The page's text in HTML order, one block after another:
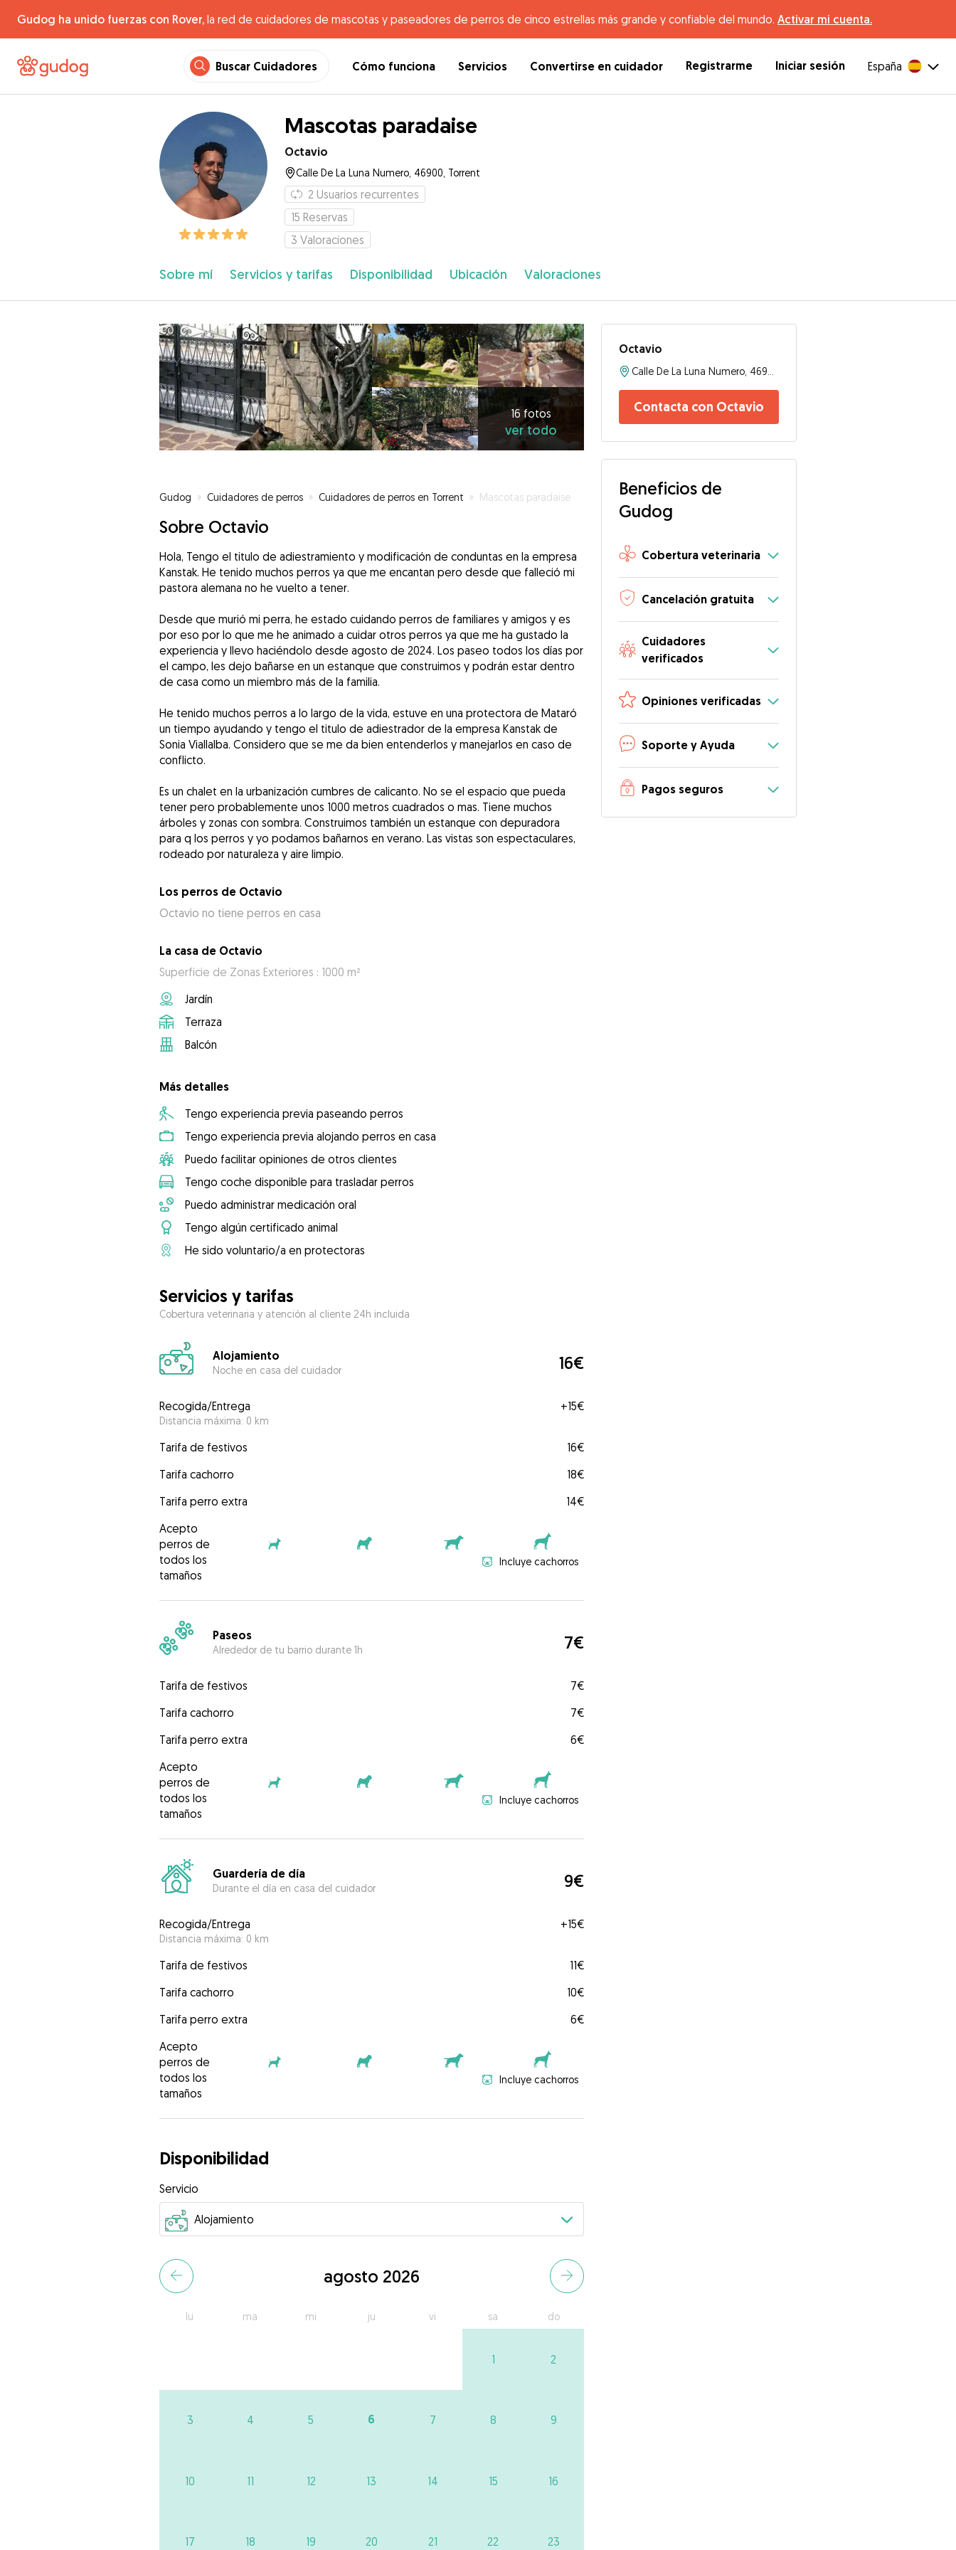
Gudog ha unido fuerzas con Rover, la red de cuidadores de mascotas y paseadores de perros de cinco estrellas más grande y confiable del mundo. Activar mi cuenta.
Buscar Cuidadores Cómo funciona Servicios Convertirse en cuidador Registrarme Iniciar sesión España
Mascotas paradaise
Octavio
Calle De La Luna Numero, 46900, Torrent
2 Usuarios recurrentes
15 Reservas
3 Valoraciones
Sobre mí Servicios y tarifas Disponibilidad Ubicación Valoraciones
16 fotos
ver todo
Gudog » Cuidadores de perros » Cuidadores de perros en Torrent » Mascotas paradaise
Sobre Octavio
Hola, Tengo el titulo de adiestramiento y modificación de conduntas en la empresa
Kanstak. He tenido muchos perros ya que me encantan pero desde que falleció mi
pastora alemana no he vuelto a tener.
Desde que murió mi perra, he estado cuidando perros de familiares y amigos y es
por eso por lo que me he animado a cuidar otros perros ya que me ha gustado la
experiencia y llevo haciéndolo desde agosto de 2024. Los paseo todos los días por
el campo, les dejo bañarse en un estanque que construimos y podrán estar dentro
de casa como un miembro más de la familia.
He tenido muchos perros a lo largo de la vida, estuve en una protectora de Mataró
un tiempo ayudando y tengo el titulo de adiestrador de la empresa Kanstak de
Sonia Viallalba. Considero que se me da bien entenderlos y manejarlos en caso de
conflicto.
Es un chalet en la urbanización cumbres de calicanto. No se el espacio que pueda
tener pero probablemente unos 1000 metros cuadrados o mas. Tiene muchos
árboles y zonas con sombra. Construimos también un estanque con depuradora
para q los perros y yo podamos bañarnos en verano. Las vistas son espectaculares,
rodeado por naturaleza y aire limpio.
Los perros de Octavio
Octavio no tiene perros en casa
La casa de Octavio
Superficie de Zonas Exteriores : 1000 m²
Jardín
Terraza
Balcón
Más detalles
Tengo experiencia previa paseando perros
Tengo experiencia previa alojando perros en casa
Puedo facilitar opiniones de otros clientes
Tengo coche disponible para trasladar perros
Puedo administrar medicación oral
Tengo algún certificado animal
He sido voluntario/a en protectoras
Servicios y tarifas
Cobertura veterinaria y atención al cliente 24h incluida
Alojamiento
Noche en casa del cuidador 16€
Recogida/Entrega
Distancia máxima: 0 km
+15€
Tarifa de festivos
16€
Tarifa cachorro
18€
Tarifa perro extra
14€
Acepto
perros de
todos los
tamaños
Incluye cachorros
Paseos
Alrededor de tu barrio durante 1h 7€
Tarifa de festivos
7€
Tarifa cachorro
7€
Tarifa perro extra
6€
Acepto
perros de
todos los
tamaños
Incluye cachorros
Guardería de día
Durante el día en casa del cuidador 9€
Recogida/Entrega
Distancia máxima: 0 km
+15€
Tarifa de festivos
11€
Tarifa cachorro
10€
Tarifa perro extra
6€
Acepto
perros de
todos los
tamaños
Incluye cachorros
Disponibilidad
Servicio
agosto 2026
lu ma mi ju vi sa do
1 2
3 4 5 6 7 8 9
10 11 12 13 14 15 16
17 18 19 20 21 22 23
Octavio
Contacta con Octavio
Beneficios de
Gudog
Cobertura veterinaria
Cancelación gratuita
Cuidadores
verificados
Opiniones verificadas
Soporte y Ayuda
Pagos seguros